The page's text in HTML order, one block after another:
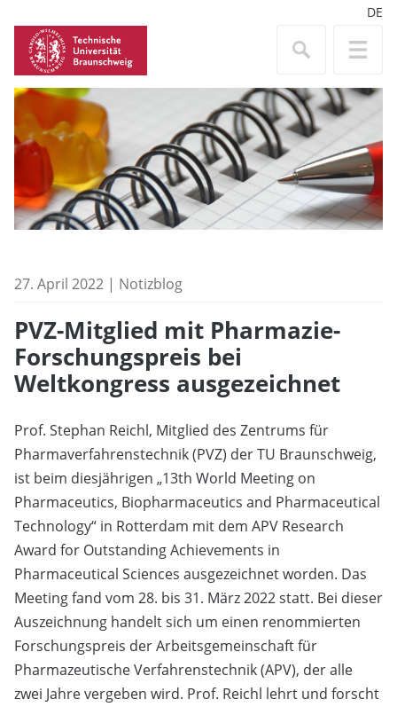
DE
27. April 2022 | Notizblog
PVZ-Mitglied mit Pharmazie-
Forschungspreis bei
Weltkongress ausgezeichnet
Prof. Stephan Reichl, Mitglied des Zentrums für
Pharmaverfahrenstechnik (PVZ) der TU Braunschweig,
ist beim diesjährigen „13th World Meeting on
Pharmaceutics, Biopharmaceutics and Pharmaceutical
Technology“ in Rotterdam mit dem APV Research
Award for Outstanding Achievements in
Pharmaceutical Sciences ausgezeichnet worden. Das
Meeting fand vom 28. bis 31. März 2022 statt. Bei dieser
Auszeichnung handelt sich um einen renommierten
Forschungspreis der Arbeitsgemeinschaft für
Pharmazeutische Verfahrenstechnik (APV), der alle
zwei Jahre vergeben wird. Prof. Reichl lehrt und forscht